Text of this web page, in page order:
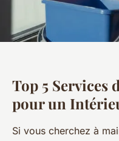
Top 5 Services
pour un
Si vous cherchez à